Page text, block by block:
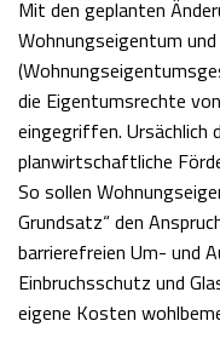
Mit den geplanten
Wohnungseigentum
die Eigentumsrechte
eingegriffen. Ursächlich
planwirtschaftliche
So sollen
Grundsatz“ den
barrierefreien Um- und
Einbruchsschutz und
eigene Kosten